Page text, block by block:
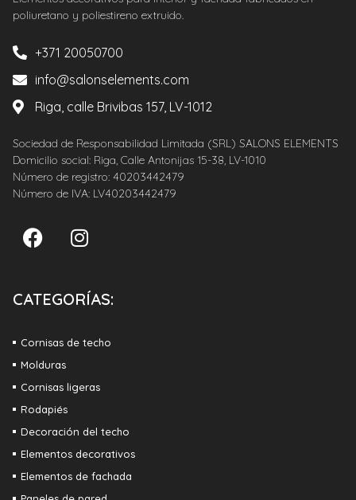
poliuretano y poliestireno extruido.
+371 20050700
info@salonselements.com
Riga, calle Brivibas 157, LV-1012
Sociedad de Responsabilidad Limitada (SRL) SALONS ELEMENTS
Domicilio social: Riga, Calle Antonijas 15-38, LV-1010
Número de registro: 40203442479
Número de IVA: LV40203442479
CATEGORÍAS:
Cornisas de techo
Molduras
Cornisas ligeras
Rodapiés
Decoración del techo
Elementos decorativos
Elementos de fachada